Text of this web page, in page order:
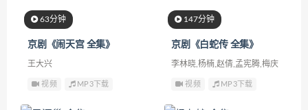
63分钟
京剧《闹天宫 全集》
王大兴
视频 MP3下载
147分钟
京剧《白蛇传 全集》
李林晓,杨楠,赵倩,孟宪腾,梅庆
视频 MP3下载